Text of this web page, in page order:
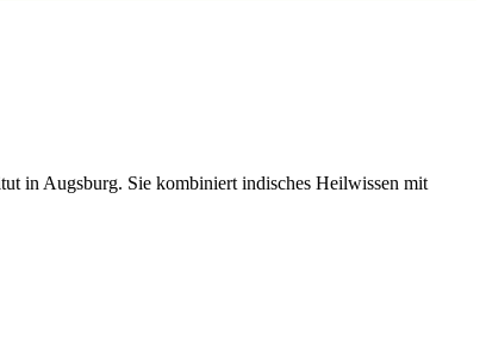
in Augsburg. Sie kombiniert indisches Heilwissen mit